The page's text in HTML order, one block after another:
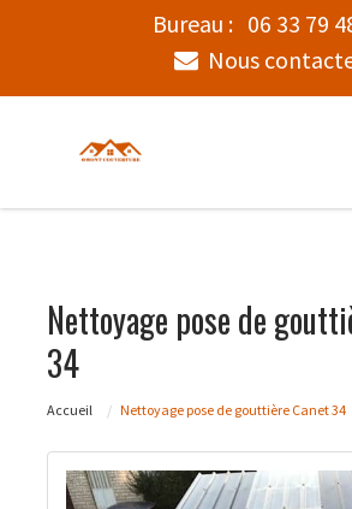
Bureau : 06 33 79
Nous
Nettoyage pose de
34
Accueil Nettoyage pose de gouttière Canet 34